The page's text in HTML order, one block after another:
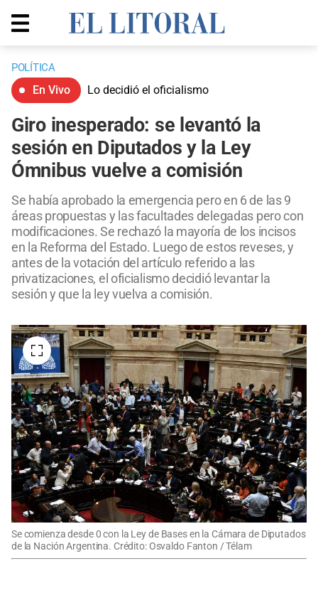
POLÍTICA
En Vivo Lo decidió el oficialismo
Giro inesperado: se levantó la
sesión en Diputados y la Ley
Ómnibus vuelve a comisión
Se había aprobado la emergencia pero en 6 de las 9
áreas propuestas y las facultades delegadas pero con
modificaciones. Se rechazó la mayoría de los incisos
en la Reforma del Estado. Luego de estos reveses, y
antes de la votación del artículo referido a las
privatizaciones, el oficialismo decidió levantar la
sesión y que la ley vuelva a comisión.
Se comienza desde 0 con la Ley de Bases en la Cámara de Diputados
de la Nación Argentina. Crédito: Osvaldo Fanton / Télam